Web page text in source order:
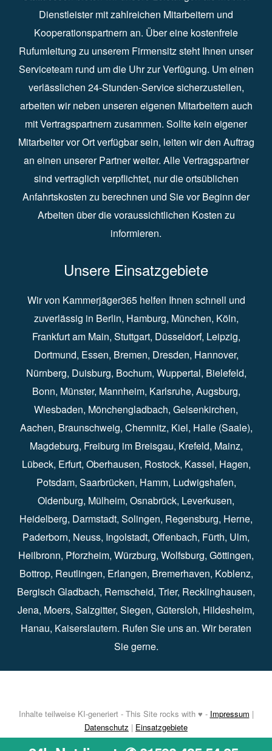
Dienstleister mit zahlreichen Mitarbeitern und
Kooperationspartnern an. Über eine kostenfreie
Rufumleitung zu unserem Firmensitz steht Ihnen unser
Serviceteam rund um die Uhr zur Verfügung. Um einen
verlässlichen 24-Stunden-Service sicherzustellen,
arbeiten wir neben unseren eigenen Mitarbeitern auch
mit Vertragspartnern zusammen. Sollte kein eigener
Mitarbeiter vor Ort verfügbar sein, leiten wir den Auftrag
an einen unserer Partner weiter. Alle Vertragspartner
sind vertraglich verpflichtet, nur die ortsüblichen
Anfahrtskosten zu berechnen und Sie vor Beginn der
Arbeiten über die voraussichtlichen Kosten zu
informieren.
Unsere Einsatzgebiete
Wir von Kammerjäger365 helfen Ihnen schnell und
zuverlässig in Berlin⁠, Hamburg⁠, München, Köln⁠,
Frankfurt am Main⁠, Stuttgart⁠, Düsseldorf⁠, Leipzig⁠,
Dortmund⁠, Essen⁠, Bremen⁠, Dresden⁠, Hannover⁠,
Nürnberg⁠, Duisburg⁠⁠, Bochum⁠, Wuppertal⁠⁠, Bielefeld⁠⁠,
Bonn⁠⁠, Münster⁠⁠, Mannheim⁠, Karlsruhe⁠, Augsburg⁠,
Wiesbaden⁠⁠, Mönchengladbach⁠, Gelsenkirchen⁠⁠,
Aachen⁠⁠, Braunschweig⁠, Chemnitz⁠⁠, Kiel⁠, Halle (Saale)⁠⁠,
Magdeburg⁠, Freiburg im Breisgau⁠⁠, Krefeld⁠⁠, Mainz⁠⁠,
Lübeck⁠, Erfurt⁠, Oberhausen⁠⁠, Rostock⁠⁠, Kassel⁠⁠, Hagen⁠,
Potsdam⁠, Saarbrücken⁠⁠, Hamm⁠, Ludwigshafen⁠,
Oldenburg⁠, Mülheim⁠, Osnabrück⁠⁠, Leverkusen⁠,
Heidelberg⁠, Darmstadt⁠⁠, Solingen⁠, Regensburg⁠, Herne⁠⁠,
Paderborn⁠, Neuss⁠, Ingolstadt⁠, Offenbach, Fürth⁠⁠, Ulm⁠⁠,
Heilbronn⁠, Pforzheim⁠, Würzburg⁠, Wolfsburg⁠⁠, Göttingen⁠,
Bottrop⁠, Reutlingen⁠, Erlangen⁠⁠, Bremerhaven⁠, Koblenz⁠,
Bergisch Gladbach⁠, Remscheid⁠⁠, Trier⁠⁠, Recklinghausen⁠,
Jena⁠⁠, Moers⁠⁠, Salzgitter⁠⁠, Siegen⁠⁠, Gütersloh⁠, Hildesheim⁠⁠,
Hanau⁠, Kaiserslautern⁠⁠. Rufen Sie uns an. Wir beraten
Sie gerne.
Inhalte teilweise KI-generiert - This Site rocks with ♥ - Impressum |
Datenschutz | Einsatzgebiete